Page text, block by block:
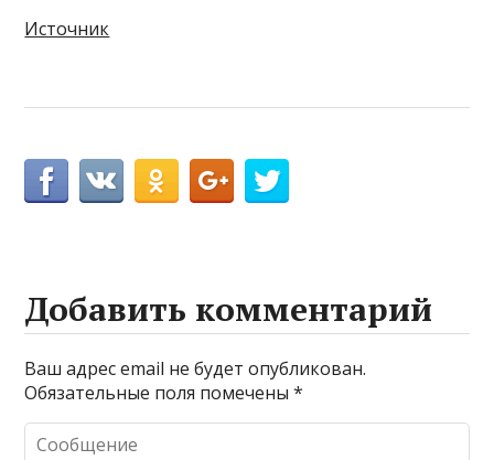
Источник
Добавить комментарий
Ваш адрес email не будет опубликован.
Обязательные поля помечены*